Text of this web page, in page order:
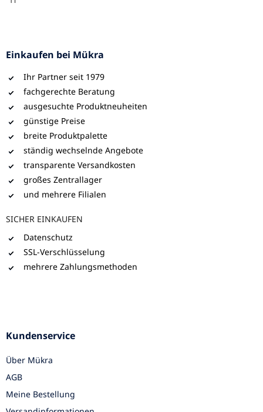
Einkaufen bei Mükra
Ihr Partner seit 1979
fachgerechte Beratung
ausgesuchte Produktneuheiten
günstige Preise
breite Produktpalette
ständig wechselnde Angebote
transparente Versandkosten
großes Zentrallager
und mehrere Filialen
SICHER EINKAUFEN
Datenschutz
SSL-Verschlüsselung
mehrere Zahlungsmethoden
Kundenservice
Über Mükra
AGB
Meine Bestellung